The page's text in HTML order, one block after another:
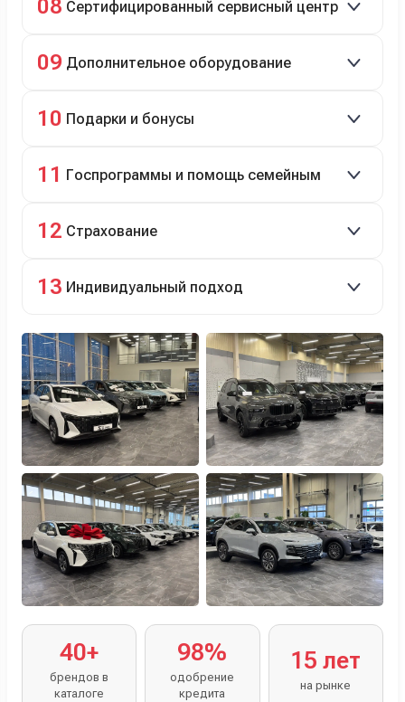
08 Сертифицированный сервисный центр
технический ремонт.
09 Дополнительное оборудование
10 Подарки и бонусы
программе лояльности.
11 Госпрограммы и помощь семейным
12 Страхование
бонусами для клиентов.
13 Индивидуальный подход
оформлением.
40+
брендов в
каталоге
98%
одобрение
кредита
15 лет
на рынке